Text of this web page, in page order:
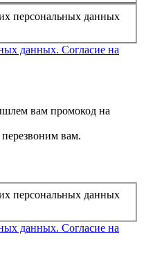
персональных данных
данных. Согласие на
вам промокод на
вам.
персональных данных
данных. Согласие на